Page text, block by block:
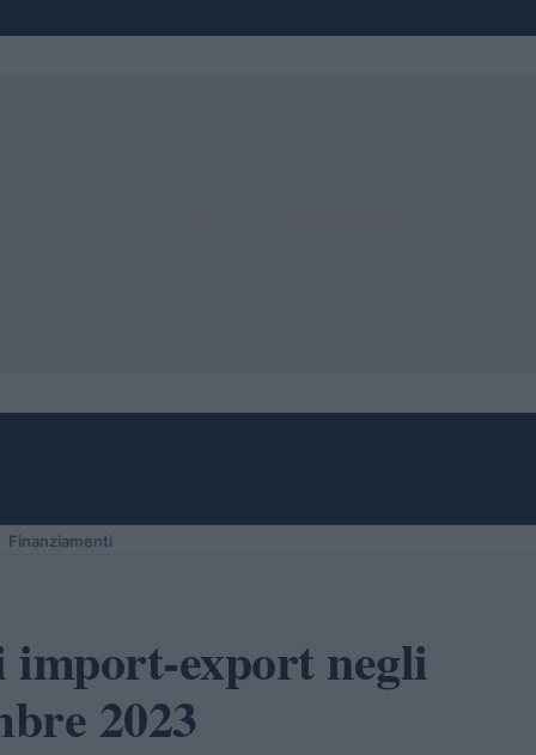
Finanziamenti
import-export negli
2023